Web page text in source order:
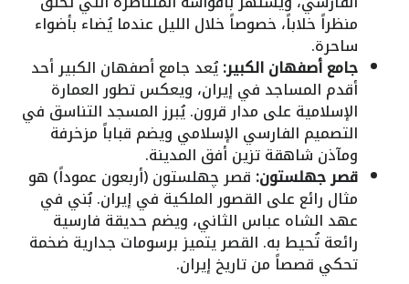
منظراً خلاباً، خصوصاً خلال الليل عندما يُضاء بأضواء
ساحرة.
جامع أصفهان الكبير:يُعد جامع أصفهان الكبير أحد
أقدم المساجد في إيران، ويعكس تطور العمارة
الإسلامية على مدار قرون. يُبرز المسجد التناسق في
التصميم الفارسي الإسلامي ويضم قباباً مزخرفة
ومآذن شاهقة تزين أفق المدينة.
قصر جهلستون: قصر چهلستون (أربعون عموداً) هو
مثال رائع على القصور الملكية في إيران. بُني في
عهد الشاه عباس الثاني، ويضم حديقة فارسية
رائعة تُحيط به. القصر يتميز برسومات جدارية ضخمة
تحكي قصصاً من تاريخ إيران.